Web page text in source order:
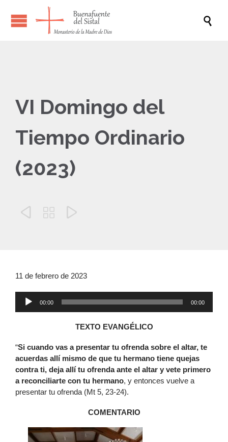

VI Domingo del
Tiempo Ordinario
(2023)
  
11 de febrero de 2023
00:00 00:00
TEXTO EVANGÉLICO
“Si cuando vas a presentar tu ofrenda sobre el altar, te
acuerdas allí mismo de que tu hermano tiene quejas
contra ti, deja allí tu ofrenda ante el altar y vete primero
a reconciliarte con tu hermano, y entonces vuelve a
presentar tu ofrenda (Mt 5, 23-24).
COMENTARIO